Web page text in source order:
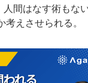
間はなす術もな
えさせられる。